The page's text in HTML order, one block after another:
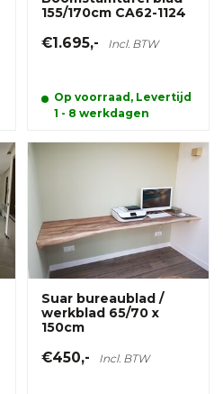
155/170cm CA62-1124
€1.695,- Incl. BTW
Op voorraad, Levertijd
1 - 8 werkdagen
Suar bureaublad /
werkblad 65/70 x
150cm
€450,- Incl. BTW